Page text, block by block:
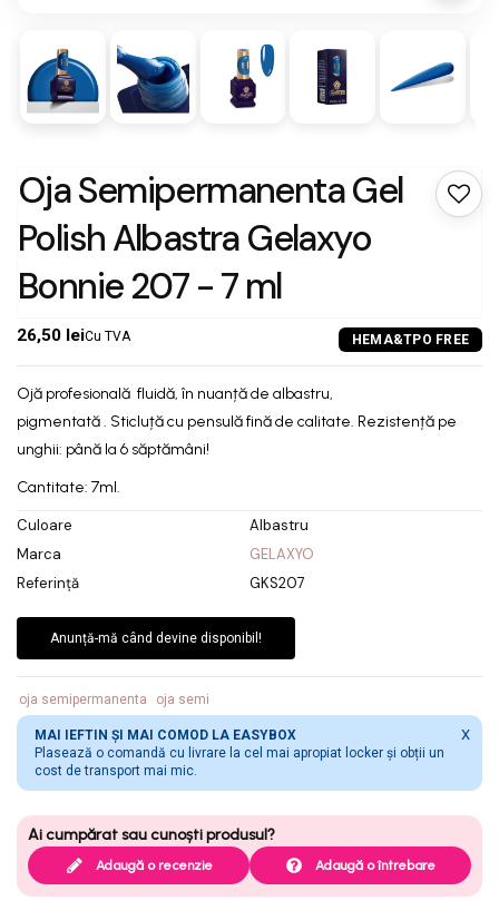
Oja Semipermanenta Gel
Polish Albastra Gelaxyo
Bonnie 207 - 7 ml
26,50 leiCu TVA
Ojă profesională fluidă, în nuanță de albastru,
pigmentată . Sticluță cu pensulă fină de calitate. Rezistență pe
unghii: până la 6 săptămâni!
Cantitate: 7ml.
Culoare
Albastru
Marca
GELAXYO
Referință
GKS207
Anunță-mă când devine disponibil!
oja semipermanenta oja semi
MAI IEFTIN ȘI MAI COMOD LA EASYBOX
Plasează o comandă cu livrare la cel mai apropiat locker și obții un
cost de transport mai mic.
X
Adaugă o recenzie Adaugă o întrebare